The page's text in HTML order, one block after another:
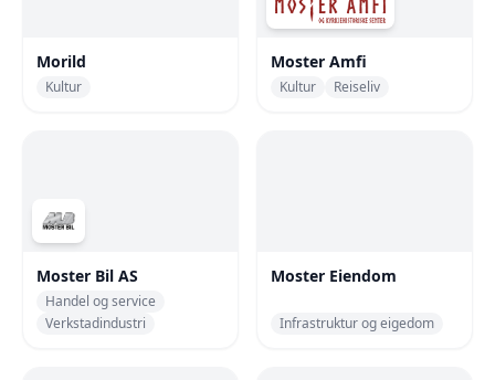
Morild
Kultur
Moster Amfi
Kultur Reiseliv
Moster Bil AS
Handel og service
Verkstadindustri
Moster Eiendom
Infrastruktur og eigedom